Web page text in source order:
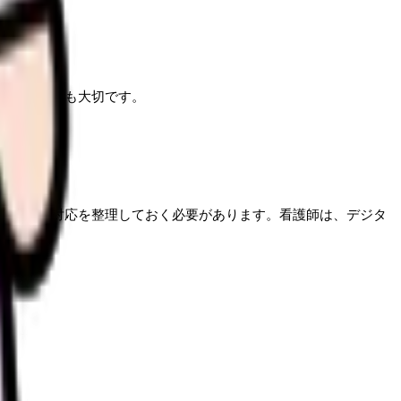
ぐことも大切です。
時の対応を整理しておく必要があります。看護師は、デジタ